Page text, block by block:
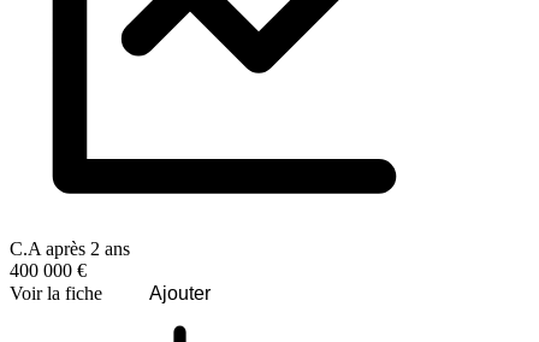
C.A après 2 ans
400 000 €
Voir la fiche
Ajouter